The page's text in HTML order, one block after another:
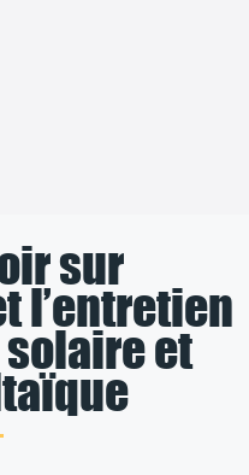
sur
l’entretien
et